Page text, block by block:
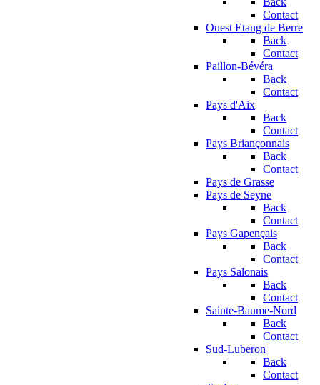
Contact
Ouest Etang de Berre
Back
Contact
Paillon-Bévéra
Back
Contact
Pays d'Aix
Back
Contact
Pays Briançonnais
Back
Contact
Pays de Grasse
Pays de Seyne
Back
Contact
Pays Gapençais
Back
Contact
Pays Salonais
Back
Contact
Sainte-Baume-Nord
Back
Contact
Sud-Luberon
Back
Contact